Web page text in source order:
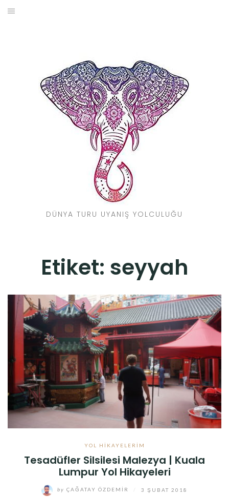
Skip
DÜNYA TURU UYANIŞ YOLCULUĞU
Etiket: seyyah
YOL HIKAYELERIM
Tesadüfler Silsilesi Malezya | Kuala
Lumpur Yol Hikayeleri
by ÇAĞATAY ÖZDEMIR 3 ŞUBAT 2018
SEYAHAT REHBERI